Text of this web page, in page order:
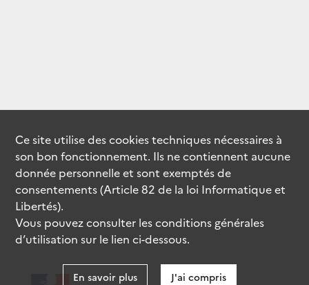
Ce site utilise descookiestechniques nécessaires à
son bon fonctionnement. Ils ne contiennent aucune
donnée personnelle et sont exemptés de
consentements (Article 82 de la loi Informatique et
Libertés).
Vous pouvez consulter les conditions générales
d’utilisation sur le lien ci-dessous.
En savoir plus J'ai compris